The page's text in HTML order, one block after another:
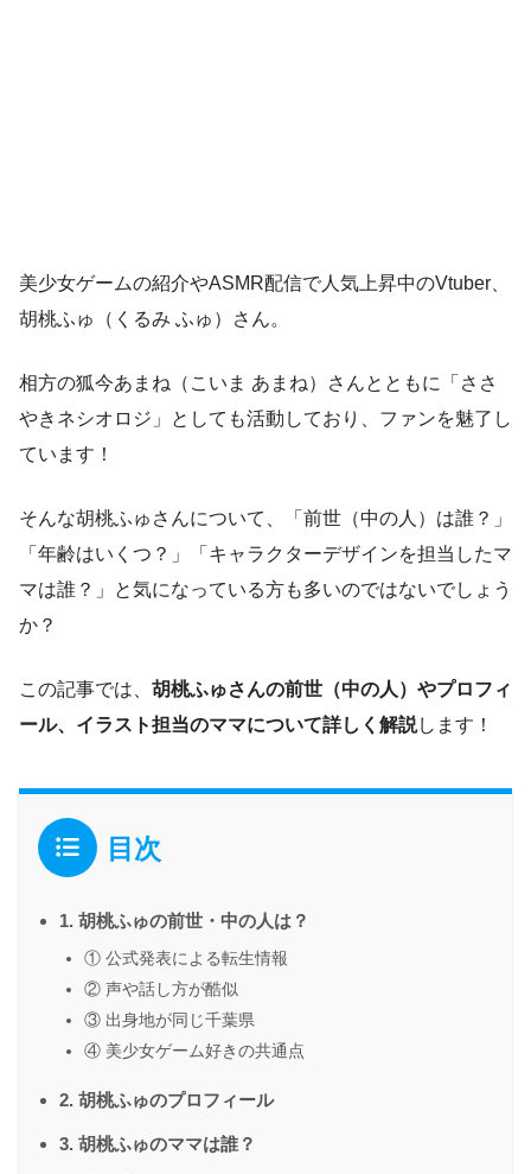
美少女ゲームの紹介やASMR配信で人気上昇中のVtuber、
胡桃ふゅ（くるみ ふゅ）さん。
相方の狐今あまね（こいま あまね）さんとともに「ささ
やきネシオロジ」としても活動しており、ファンを魅了し
ています！
そんな胡桃ふゅさんについて、「前世（中の人）は誰？」
「年齢はいくつ？」「キャラクターデザインを担当したマ
マは誰？」と気になっている方も多いのではないでしょう
か？
この記事では、 胡桃ふゅさんの前世（中の人）やプロフィ
ール、イラスト担当のママについて詳しく解説します！
目次
1. 胡桃ふゅの前世・中の人は？
① 公式発表による転生情報
② 声や話し方が酷似
③ 出身地が同じ千葉県
④ 美少女ゲーム好きの共通点
2. 胡桃ふゅのプロフィール
3. 胡桃ふゅのママは誰？